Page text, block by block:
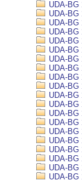
UDA-BG
UDA-BG
UDA-BG
UDA-BG
UDA-BG
UDA-BG
UDA-BG
UDA-BG
UDA-BG
UDA-BG
UDA-BG
UDA-BG
UDA-BG
UDA-BG
UDA-BG
UDA-BG
UDA-BG
UDA-BG
UDA-BG
UDA-BG